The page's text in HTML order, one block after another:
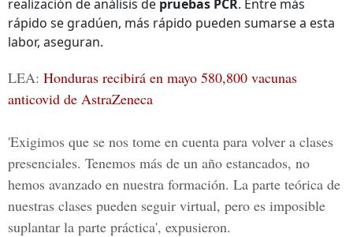
realización de análisis de pruebas PCR. Entre más
rápido se gradúen, más rápido pueden sumarse a esta
labor, aseguran.
LEA: Honduras recibirá en mayo 580,800 vacunas
anticovid de AstraZeneca
'Exigimos que se nos tome en cuenta para volver a clases
presenciales. Tenemos más de un año estancados, no
hemos avanzado en nuestra formación. La parte teórica de
nuestras clases pueden seguir virtual, pero es imposible
suplantar la parte práctica', expusieron.